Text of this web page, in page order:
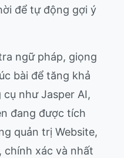
để tự động gợi ý
ngữ pháp, giọng
bài để tăng khả
như Jasper AI,
đang được tích
quản trị Website,
chính xác và nhất